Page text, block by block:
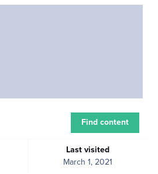
Last visited
March 1, 2021
Find content